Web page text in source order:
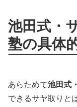
池田式・
塾の具体
あらためて池田式
できるサヤ取りと